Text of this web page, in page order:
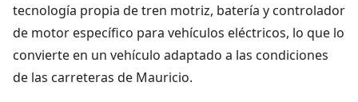
tecnología propia de tren motriz, batería y controlador
de motor específico para vehículos eléctricos, lo que lo
convierte en un vehículo adaptado a las condiciones
de las carreteras de Mauricio.